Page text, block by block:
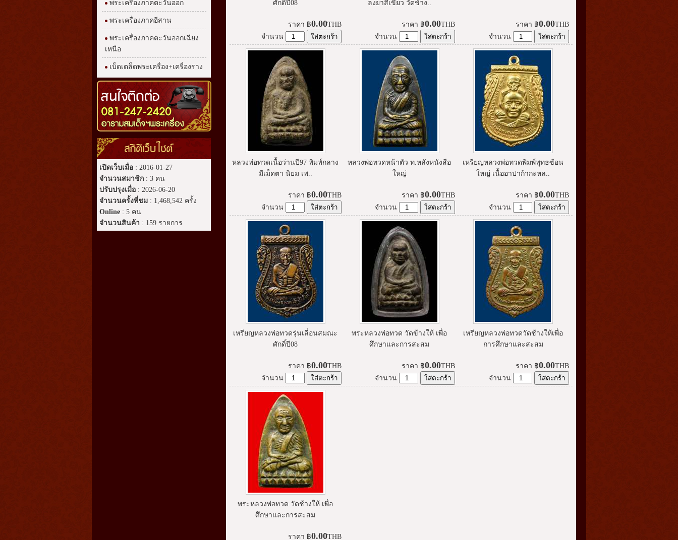
พระเครื่องภาคตะวันออก
พระเครื่องภาคอีสาน
พระเครื่องภาคตะวันออกเฉียง
เหนือ
เบ็ดเตล็ดพระเครื่อง+เครื่องราง
สถิติเว็บไซต์
เปิดเว็บเมื่อ : 2016-01-27
จำนวนสมาชิก : 3 คน
ปรับปรุงเมื่อ : 2026-06-20
จำนวนครั้งที่ชม : 1,468,542 ครั้ง
Online : 5 คน
จำนวนสินค้า : 159 รายการ
ศักดิ์ปี08
ราคา ฿0.00THB
จำนวน
ลงยาสีเขียว วัดช้าง..
ราคา ฿0.00THB
จำนวน
ราคา ฿0.00THB
จำนวน
หลวงพ่อทวดเนื้อว่านปี97 พิมพ์กลาง
มีเม็ดตา นิยม เพ..
ราคา ฿0.00THB
จำนวน
หลวงพ่อทวดหน้าตัว ท.หลังหนังสือ
ใหญ่
ราคา ฿0.00THB
จำนวน
เหรียญหลวงพ่อทวดพิมพ์พุทธซ้อน
ใหญ่ เนื้ออาปาก้ากะหล..
ราคา ฿0.00THB
จำนวน
เหรียญหลวงพ่อทวดรุ่นเลื่อนสมณะ
ศักดิ์ปี08
ราคา ฿0.00THB
จำนวน
พระหลวงพ่อทวด วัดข้างให้ เพื่อ
ศึกษาและการสะสม
ราคา ฿0.00THB
จำนวน
เหรียญหลวงพ่อทวดวัดช้างให้เพื่อ
การศึกษาและสะสม
ราคา ฿0.00THB
จำนวน
พระหลวงพ่อทวด วัดช้างให้ เพื่อ
ศึกษาและการสะสม
ราคา ฿0.00THB